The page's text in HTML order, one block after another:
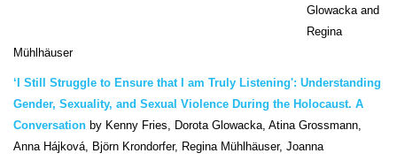
Glowacka and
Regina
Mühlhäuser
‘I Still Struggle to Ensure that I am Truly Listening': Understanding
Gender, Sexuality, and Sexual Violence During the Holocaust. A
Conversation by Kenny Fries, Dorota Glowacka, Atina Grossmann,
Anna Hájková, Björn Krondorfer, Regina Mühlhäuser, Joanna